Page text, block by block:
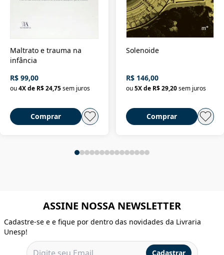
Maltrato e trauma na
infância
R$ 99,00
ou4X de R$ 24,75sem juros
Comprar
Solenoide
R$ 146,00
ou 5X de R$ 29,20 sem juros
Comprar
ASSINE NOSSA NEWSLETTER
Cadastre-se e e fique por dentro das novidades da Livraria
Unesp!
Cadastrar